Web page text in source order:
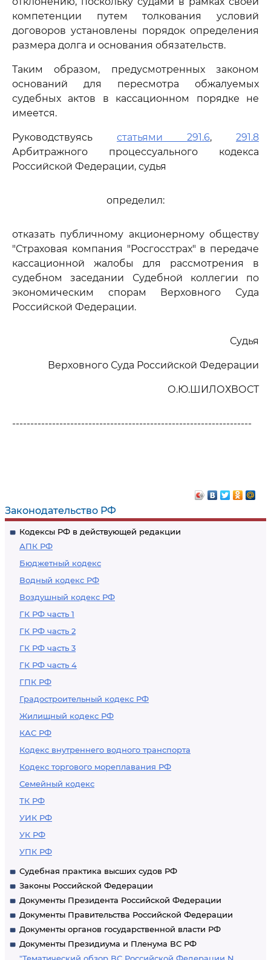
Законодательство РФ
Кодексы РФ в действующей редакции
АПК РФ
Бюджетный кодекс
Водный кодекс РФ
Воздушный кодекс РФ
ГК РФ часть 1
ГК РФ часть 2
ГК РФ часть 3
ГК РФ часть 4
ГПК РФ
Градостроительный кодекс РФ
Жилищный кодекс РФ
КАС РФ
Кодекс внутреннего водного транспорта
Кодекс торгового мореплавания РФ
Семейный кодекс
ТК РФ
УИК РФ
УК РФ
УПК РФ
Судебная практика высших судов РФ
Законы Российской Федерации
Документы Президента Российской Федерации
Документы Правительства Российской Федерации
Документы органов государственной власти РФ
Документы Президиума и Пленума ВС РФ
компетенции путем толкования условий
договоров установлены порядок определения
размера долга и основания обязательств.
Таким образом, предусмотренных законом
оснований для пересмотра обжалуемых
судебных актов в кассационном порядке не
имеется.
Руководствуясь статьями 291.6, 291.8
Арбитражного процессуального кодекса
Российской Федерации, судья
определил:
отказать публичному акционерному обществу
"Страховая компания "Росгосстрах" в передаче
кассационной жалобы для рассмотрения в
судебном заседании Судебной коллегии по
экономическим спорам Верховного Суда
Российской Федерации.
Судья
Верховного Суда Российской Федерации
О.Ю.ШИЛОХВОСТ
------------------------------------------------------------------